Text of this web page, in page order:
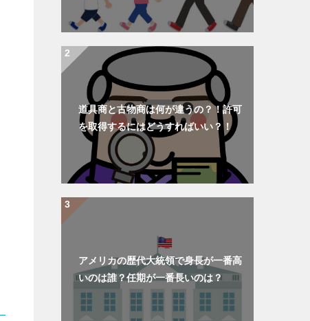
道具商と古物商は何が違うの？！許可
を取得するにはどうすればいい？！
アメリカの歴代大統領で身長が一番高
いのは誰？任期が一番長いのは？